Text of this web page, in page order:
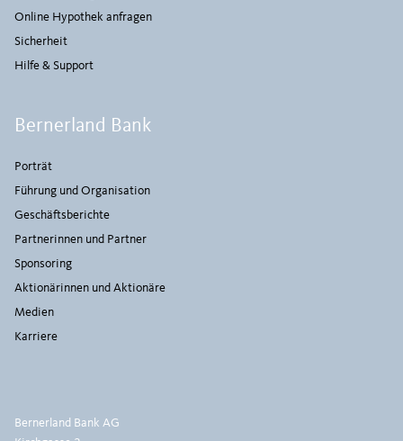
Online Hypothek anfragen
Sicherheit
Hilfe & Support
Bernerland Bank
Porträt
Führung und Organisation
Geschäftsberichte
Partnerinnen und Partner
Sponsoring
Aktionärinnen und Aktionäre
Medien
Karriere
Bernerland Bank AG